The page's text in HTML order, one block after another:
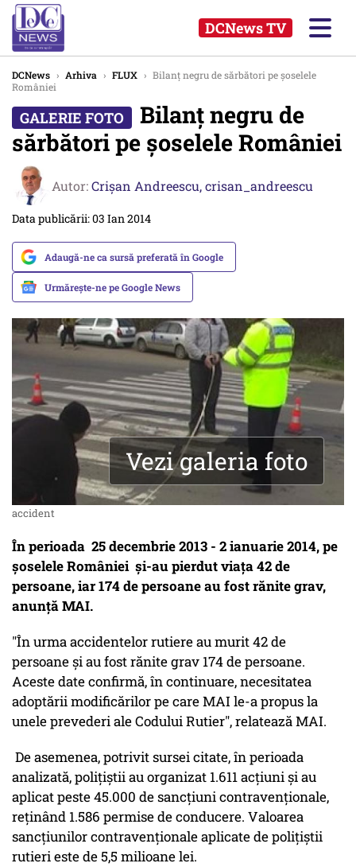
DCNews TV
DCNews › Arhiva › FLUX › Bilanț negru de sărbători pe șoselele
României
Bilanț negru de
sărbători pe șoselele României
Autor:Crişan Andreescu,crisan_andreescu
Data publicării: 03 Ian 2014
Adaugă-ne ca sursă preferată în Google
Urmărește-ne pe Google News
Vezi galeria foto
accident
În perioada 25 decembrie 2013 - 2 ianuarie 2014, pe
șoselele României și-au pierdut viața 42 de
persoane, iar 174 de persoane au fost rănite grav,
anunță MAI.
"În urma accidentelor rutiere au murit 42 de
persoane și au fost rănite grav 174 de persoane.
Aceste date confirmă, în continuare, necesitatea
adoptării modificărilor pe care MAI le-a propus la
unele prevederi ale Codului Rutier", relatează MAI.
De asemenea, potrivit sursei citate, în perioada
analizată, polițiștii au organizat 1.611 acțiuni și au
aplicat peste 45.000 de sancțiuni contravenționale,
reținând 1.586 permise de conducere. Valoarea
sancțiunilor contravenționale aplicate de polițiștii
rutieri este de 5,5 milioane lei.